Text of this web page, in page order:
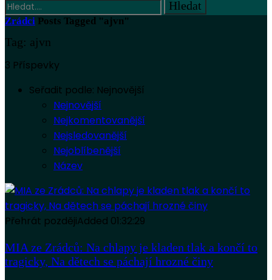
Zrádci Posts Tagged "ajvn"
Tag: ajvn
3 Příspevky
Seřadit podle: Nejnovější
Nejnovější
Nejkomentovanější
Nejsledovanější
Nejoblíbenější
Název
Přehrát pozdějiAdded 01:32:29
MIA ze Zrádců: Na chlapy je kladen tlak a končí to
tragicky, Na dětech se páchají hrozné činy